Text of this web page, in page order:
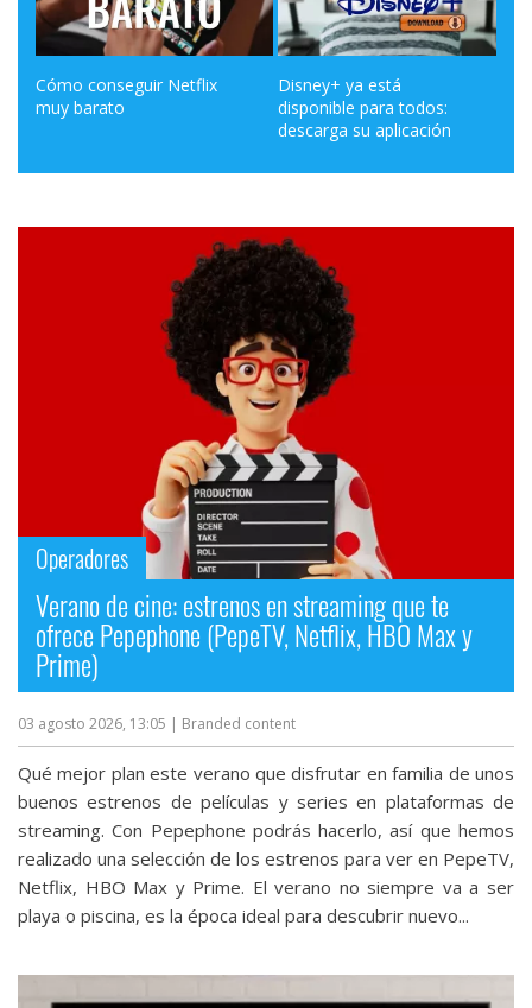
Operadores
Trucos
y
Ciberseguridad
Sorteos
Foros
Contacto
Sobre
nosotros
/
Publicidad
/
Cambiar
opciones
de
Cómo conseguir Netflix
muy barato
Disney+ ya está
disponible para todos:
descarga su aplicación
Operadores
Verano de cine: estrenos en streaming que te
ofrece Pepephone (PepeTV, Netflix, HBO Max y
Prime)
03 agosto 2026, 13:05 | Branded content
Qué mejor plan este verano que disfrutar en familia de unos
buenos estrenos de películas y series en plataformas de
streaming. Con Pepephone podrás hacerlo, así que hemos
realizado una selección de los estrenos para ver en PepeTV,
Netflix, HBO Max y Prime. El verano no siempre va a ser
playa o piscina, es la época ideal para descubrir nuevo...